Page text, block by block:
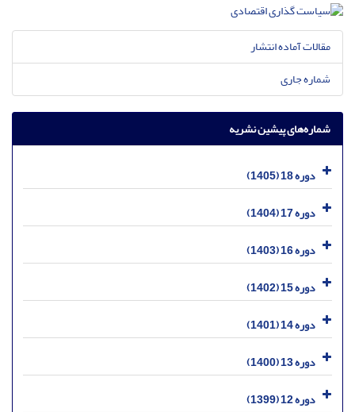
مقالات آماده انتشار
شماره جاری
شماره‌های پیشین نشریه
دوره 18 (1405)
دوره 17 (1404)
دوره 16 (1403)
دوره 15 (1402)
دوره 14 (1401)
دوره 13 (1400)
دوره 12 (1399)